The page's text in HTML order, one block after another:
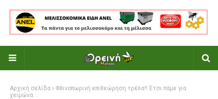
Αρχική σελίδα
Φθινοπωρινή επιθεώρηση τρέλα!! Έτσι πάμε για
χειμώνα...